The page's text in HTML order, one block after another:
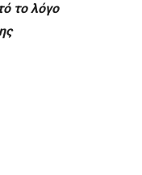
το λόγο